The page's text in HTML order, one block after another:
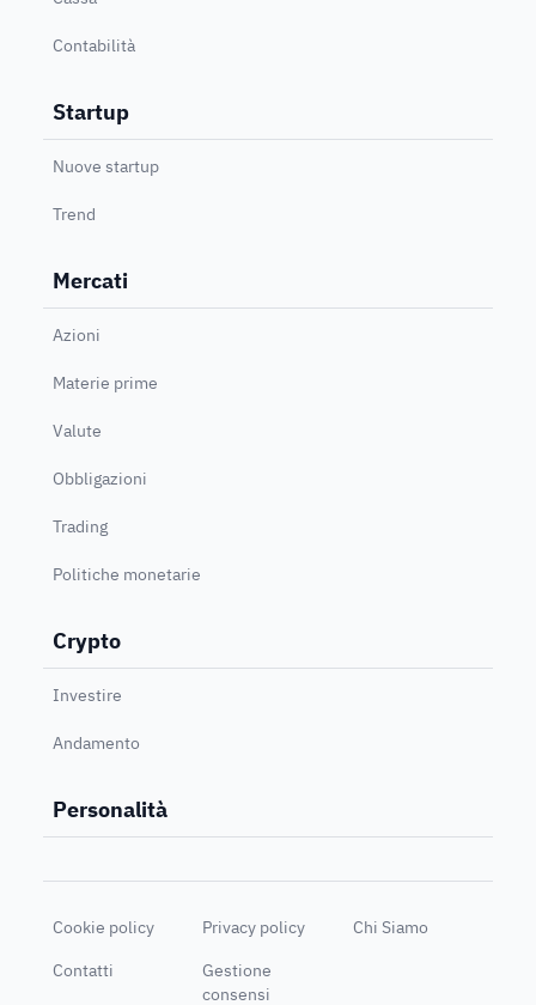
Contabilità
Startup
Nuove startup
Trend
Mercati
Azioni
Materie prime
Valute
Obbligazioni
Trading
Politiche monetarie
Crypto
Investire
Andamento
Personalità
Cookie policy Privacy policy
Chi Siamo
Contatti
Gestione
consensi